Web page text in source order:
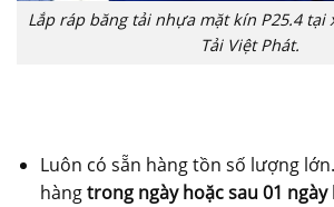
Lắp ráp băng tải nhựa mặt kín P25.4 tại
Tải Việt Phát.
Luôn có sẵn hàng tồn số lượng
hàngtrong ngày hoặc sau 01 ngày